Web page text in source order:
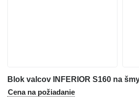
Cena na požiadanie